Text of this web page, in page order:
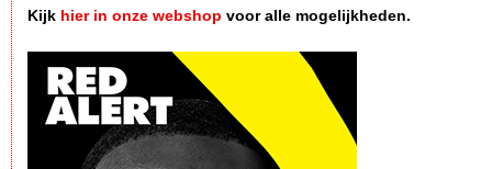
Kijk hier in onze webshop voor alle mogelijkheden.